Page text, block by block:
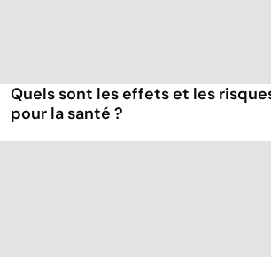
Quels sont les effets et les
pour la santé ?